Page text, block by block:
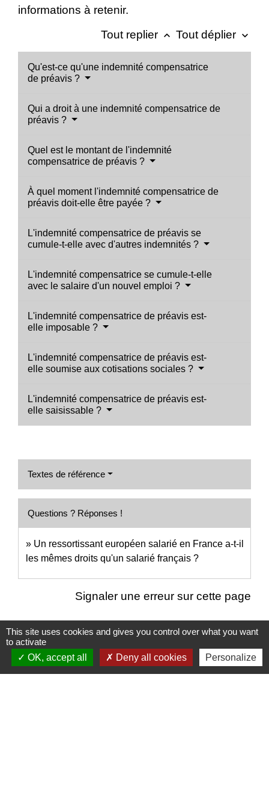
informations à retenir.
Tout replier keyboard_arrow_up Tout déplier keyboard_arrow_down
Qu'est-ce qu'une indemnité compensatrice
de préavis ?
Qui a droit à une indemnité compensatrice de
préavis ?
Quel est le montant de l'indemnité
compensatrice de préavis ?
À quel moment l'indemnité compensatrice de
préavis doit-elle être payée ?
L'indemnité compensatrice de préavis se
cumule-t-elle avec d'autres indemnités ?
L'indemnité compensatrice se cumule-t-elle
avec le salaire d'un nouvel emploi ?
L'indemnité compensatrice de préavis est-
elle imposable ?
L'indemnité compensatrice de préavis est-
elle soumise aux cotisations sociales ?
L'indemnité compensatrice de préavis est-
elle saisissable ?
Textes de référence
Questions ? Réponses !
Un ressortissant européen salarié en France a-t-il
les mêmes droits qu'un salarié français ?
Signaler une erreur sur cette page
Nous contacter
This site uses cookies and gives you control over what you want
to activate
OK, accept all
Deny all cookies Personalize